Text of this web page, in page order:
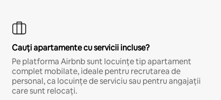
Cauți apartamente cu servicii incluse?
Pe platforma Airbnb sunt locuințe tip apartament
complet mobilate, ideale pentru recrutarea de
personal, ca locuințe de serviciu sau pentru angajații
care sunt relocați.